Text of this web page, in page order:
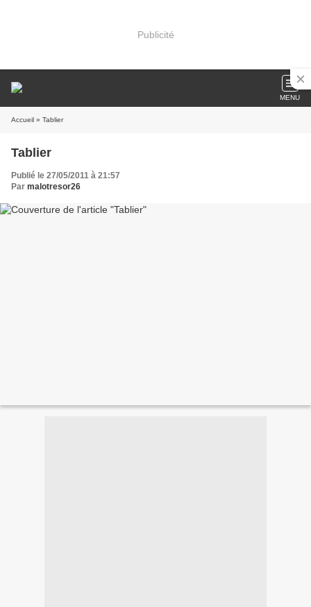
Publicité
MENU
Accueil » Tablier
Tablier
Publié le 27/05/2011 à 21:57
Par malotresor26